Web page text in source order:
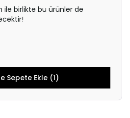
ile birlikte bu ürünler de
Sepete Ekle (1)